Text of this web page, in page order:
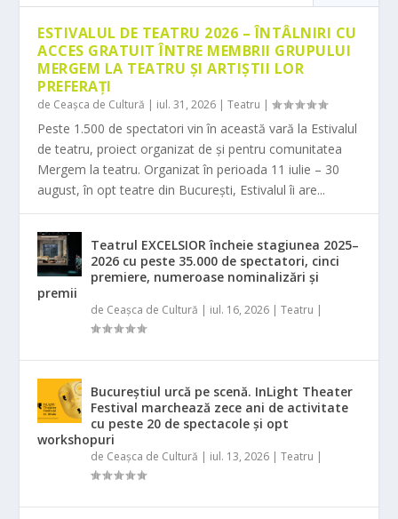
EDIȚIA A XX-A A CONCURSULUI
INTERNAȚIONAL GEORGE E...
ȘASE CONCERTE SIMFONICE EXCEPȚIONALE,
CU INVITAȚI ...
819 ÎNSCRIERI DIN 55 DE ȚĂRI LA CONCURSUL
INTERNAȚ...
CONCURSUL ENESCU 2026 ADUCE PE SCENA
ATENEULUI ROM...
ÎNSCRIERILE LA MASTERCLASSURILE
CONCURSULUI INTERN...
ESTIVALUL DE TEATRU 2026 – ÎNTÂLNIRI CU
ACCES GRATUIT ÎNTRE MEMBRII GRUPULUI
MERGEM LA TEATRU ȘI ARTIȘTII LOR
PREFERAȚI
de Ceașca de Cultură | iul. 31, 2026 |Teatru |
Peste 1.500 de spectatori vin în această vară la Estivalul
de teatru, proiect organizat de și pentru comunitatea
Mergem la teatru. Organizat în perioada 11 iulie – 30
august, în opt teatre din București, Estivalul îi are...
Teatrul EXCELSIOR încheie stagiunea 2025–
2026 cu peste 35.000 de spectatori, cinci
premiere, numeroase nominalizări și
premii
de Ceașca de Cultură | iul. 16, 2026 |Teatru |
Bucureștiul urcă pe scenă. InLight Theater
Festival marchează zece ani de activitate
cu peste 20 de spectacole și opt
workshopuri
de Ceașca de Cultură | iul. 13, 2026 |Teatru |